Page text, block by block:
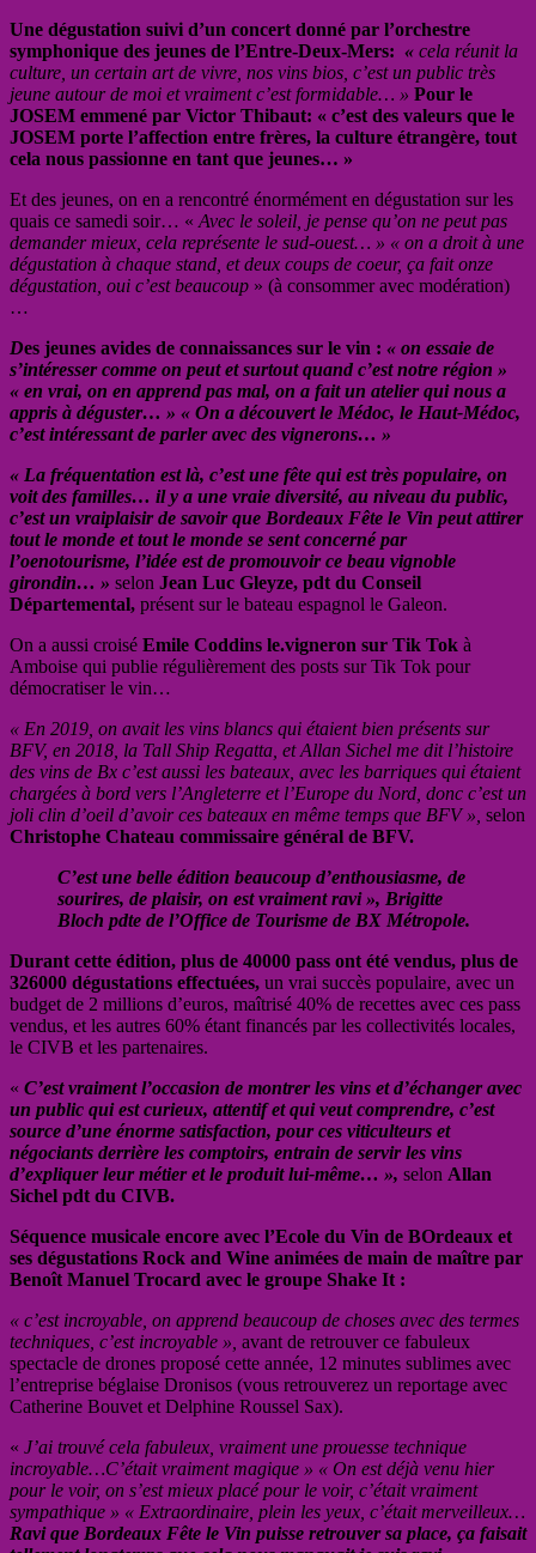
Une dégustation suivi d’un concert donné par l’orchestre
symphonique des jeunes de l’Entre-Deux-Mers: « cela réunit la
culture, un certain art de vivre, nos vins bios, c’est un public très
jeune autour de moi et vraiment c’est formidable… » Pour le
JOSEM emmené par Victor Thibaut: « c’est des valeurs que le
JOSEM porte l’affection entre frères, la culture étrangère, tout
cela nous passionne en tant que jeunes… »
Et des jeunes, on en a rencontré énormément en dégustation sur les
quais ce samedi soir… « Avec le soleil, je pense qu’on ne peut pas
demander mieux, cela représente le sud-ouest… » « on a droit à une
dégustation à chaque stand, et deux coups de coeur, ça fait onze
dégustation, oui c’est beaucoup » (à consommer avec modération)
…
Des jeunes avides de connaissances sur le vin : « on essaie de
s’intéresser comme on peut et surtout quand c’est notre région »
« en vrai, on en apprend pas mal, on a fait un atelier qui nous a
appris à déguster… » « On a découvert le Médoc, le Haut-Médoc,
c’est intéressant de parler avec des vignerons… »
« La fréquentation est là, c’est une fête qui est très populaire, on
voit des familles… il y a une vraie diversité, au niveau du public,
c’est un vraiplaisir de savoir que Bordeaux Fête le Vin peut attirer
tout le monde et tout le monde se sent concerné par
l’oenotourisme, l’idée est de promouvoir ce beau vignoble
girondin… » selon Jean Luc Gleyze, pdt du Conseil
Départemental, présent sur le bateau espagnol le Galeon.
On a aussi croisé Emile Coddins le.vigneron sur Tik Tok à
Amboise qui publie régulièrement des posts sur Tik Tok pour
démocratiser le vin…
« En 2019, on avait les vins blancs qui étaient bien présents sur
BFV, en 2018, la Tall Ship Regatta, et Allan Sichel me dit l’histoire
des vins de Bx c’est aussi les bateaux, avec les barriques qui étaient
chargées à bord vers l’Angleterre et l’Europe du Nord, donc c’est un
joli clin d’oeil d’avoir ces bateaux en même temps que BFV », selon
Christophe Chateau commissaire général de BFV.
C’est une belle édition beaucoup d’enthousiasme, de
sourires, de plaisir, on est vraiment ravi », Brigitte
Bloch pdte de l’Office de Tourisme de BX Métropole.
Durant cette édition, plus de 40000 pass ont été vendus, plus de
326000 dégustations effectuées, un vrai succès populaire, avec un
budget de 2 millions d’euros, maîtrisé 40% de recettes avec ces pass
vendus, et les autres 60% étant financés par les collectivités locales,
le CIVB et les partenaires.
« C’est vraiment l’occasion de montrer les vins et d’échanger avec
un public qui est curieux, attentif et qui veut comprendre, c’est
source d’une énorme satisfaction, pour ces viticulteurs et
négociants derrière les comptoirs, entrain de servir les vins
d’expliquer leur métier et le produit lui-même… », selon Allan
Sichel pdt du CIVB.
Séquence musicale encore avec l’Ecole du Vin de BOrdeaux et
ses dégustations Rock and Wine animées de main de maître par
Benoît Manuel Trocard avec le groupe Shake It :
« c’est incroyable, on apprend beaucoup de choses avec des termes
techniques, c’est incroyable », avant de retrouver ce fabuleux
spectacle de drones proposé cette année, 12 minutes sublimes avec
l’entreprise béglaise Dronisos (vous retrouverez un reportage avec
Catherine Bouvet et Delphine Roussel Sax).
« J’ai trouvé cela fabuleux, vraiment une prouesse technique
incroyable…C’était vraiment magique » « On est déjà venu hier
pour le voir, on s’est mieux placé pour le voir, c’était vraiment
sympathique » « Extraordinaire, plein les yeux, c’était merveilleux…
Ravi que Bordeaux Fête le Vin puisse retrouver sa place, ça faisait